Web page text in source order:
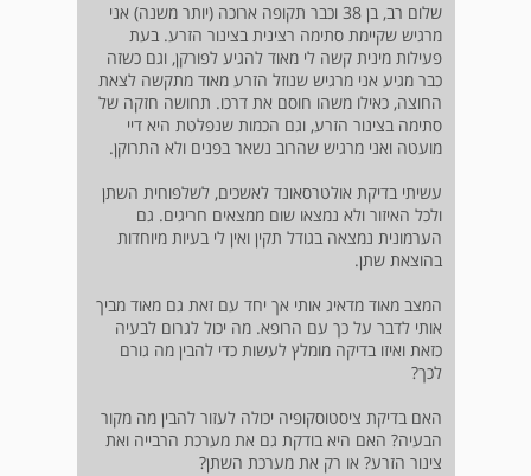
שלום רב, בן 38 וכבר תקופה ארוכה (יותר משנה) אני
מרגיש שקיימת סתימה רצינית בצינור הזרע. בעת
פעילות מינית קשה לי מאוד להגיע לפורקן, וגם כשזה
כבר מגיע אני מרגיש שנוזל הזרע מאוד מתקשה לצאת
החוצה, כאילו משהו חוסם את דרכו. תחושה חזקה של
סתימה בצינור הזרע, וגם הכמות שנפלטת היא דיי
מועטה ואני מרגיש שהרוב נשאר בפנים ולא התרוקן.
עשיתי בדיקת אולטרסאונד לאשכים, לשלפוחית השתן
ולכל האיזור ולא נמצאו שום ממצאים חריגים. גם
הערמונית נמצאה בגודל תקין ואין לי בעיות מיוחדות
בהוצאת שתן.
המצב מאוד מדאיג אותי אך יחד עם זאת גם מאוד מביך
אותי לדבר על כך עם הרופא. מה יכול לגרום לבעיה
כזאת ואיזו בדיקה מומלץ לעשות כדי להבין מה גורם
לכך?
האם בדיקת ציסטוסקופיה יכולה לעזור להבין מה מקור
הבעיה? האם היא בודקת גם את מערכת הרבייה ואת
צינור הזרע? או רק את מערכת השתן?